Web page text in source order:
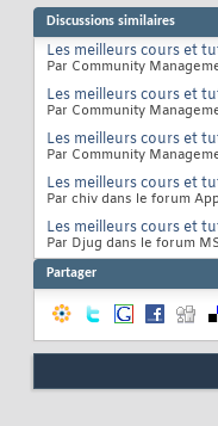
Discussions similaires
Les meilleurs cours et
Par Community
Les meilleurs cours et
Par Community
Les meilleurs cours et
Par Community
Les meilleurs cours et
Par chiv dans le forum
Les meilleurs cours et
Par Djug dans le forum
Partager